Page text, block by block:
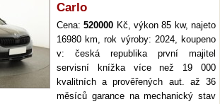
Carlo
Cena:520000 Kč, výkon 85 kw, najeto
16980 km, rok výroby: 2024, koupeno
v: česká republika první majitel
servisní knížka více než 19 000
kvalitních a prověřených aut. až 36
měsíců garance na mechanický stav